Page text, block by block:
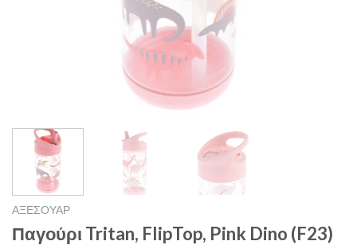
ΑΞΕΣΟΥΑΡ
Παγούρι Tritan, FlipTop, Pink Dino (F23)